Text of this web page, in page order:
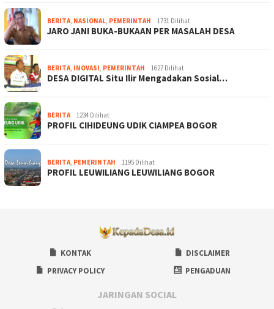
BERITA, NASIONAL, PEMERINTAH 1731 Dilihat
JARO JANI BUKA-BUKAAN PER MASALAH DESA
BERITA, INOVASI, PEMERINTAH 1627 Dilihat
DESA DIGITAL Situ Ilir Mengadakan Sosial…
BERITA 1234 Dilihat
PROFIL CIHIDEUNG UDIK CIAMPEA BOGOR
BERITA, PEMERINTAH 1195 Dilihat
PROFIL LEUWILIANG LEUWILIANG BOGOR
KONTAK
DISCLAIMER
PRIVACY POLICY
PENGADUAN
JARINGAN SOCIAL